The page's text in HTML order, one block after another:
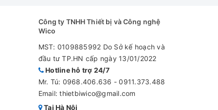
Công ty TNHH Thiết bị và Công nghệ
Wico
MST: 0109885992 Do Sở kế hoạch và
đầu tư TP.HN cấp ngày 13/01/2022
Hotline hỗ trợ 24/7
Mr. Tú: 0968.406.636 -0911.373.488
Email: thietbiwico@gmail.com
Tại Hà Nội